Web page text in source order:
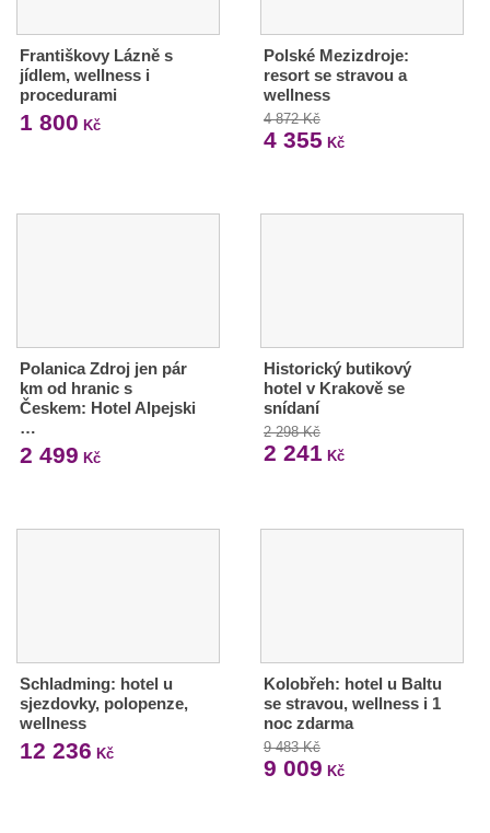
Františkovy Lázně s
jídlem, wellness i
procedurami
1 800 Kč
Polské Mezizdroje:
resort se stravou a
wellness
4 872 Kč
4 355 Kč
Polanica Zdroj jen pár
km od hranic s
Českem: Hotel Alpejski
…
2 499 Kč
Historický butikový
hotel v Krakově se
snídaní
2 298 Kč
2 241 Kč
Schladming: hotel u
sjezdovky, polopenze,
wellness
12 236 Kč
Kolobřeh: hotel u Baltu
se stravou, wellness i 1
noc zdarma
9 483 Kč
9 009 Kč